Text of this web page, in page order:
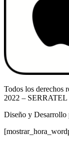
Todos los derechos
2022 – SERRATEL
Diseño y Desarrollo